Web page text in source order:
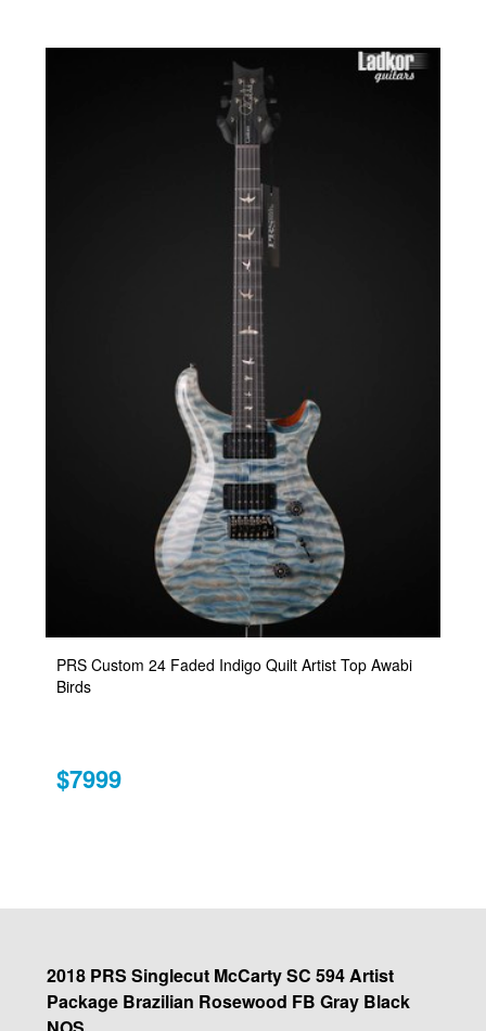
PRS Custom 24 Faded Indigo Quilt Artist Top Awabi
Birds
$7999
2018 PRS Singlecut McCarty SC 594 Artist
Package Brazilian Rosewood FB Gray Black